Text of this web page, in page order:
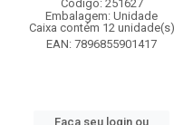
Código: 251627
Embalagem: Unidade
Caixa contém 12 unidade(s)
EAN: 7896855901417
Faça seu login ou